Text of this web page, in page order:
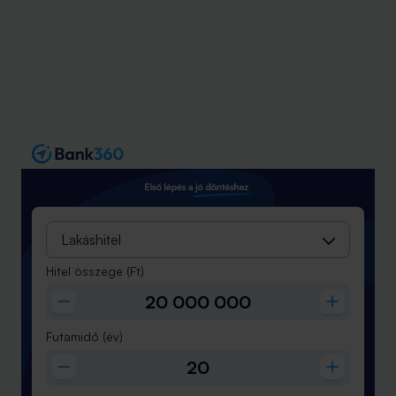
Lakáshitel
Hitel összege (Ft)
Futamidő (év)